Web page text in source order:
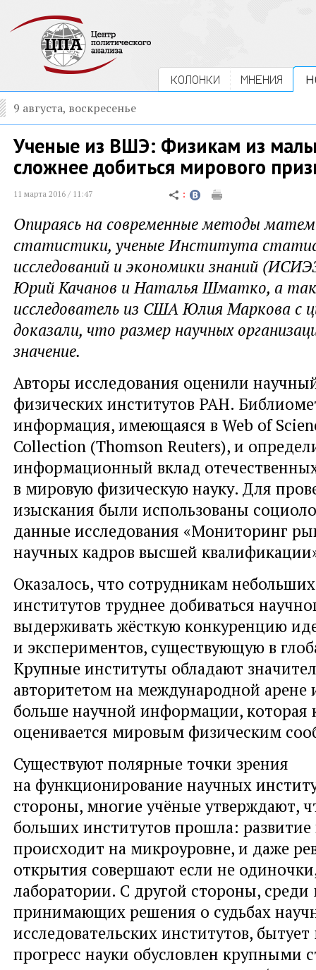
КОЛОНКИ МНЕНИЯ
9 августа, воскресенье
Ученые из ВШЭ: Физикам из
сложнее добиться мирового
11 марта 2016 / 11:47
Опираясь на современные методы
статистики, ученые Института
исследований и экономики знаний
Юрий Качанов и Наталья Шматко, а
исследователь из США Юлия Маркова с
доказали, что размер научных
значение.
Авторы исследования оценили
физических институтов РАН.
информация, имеющаяся в Web of
Collection (Thomson Reuters), и
информационный вклад
в мировую физическую науку. Для
изыскания были использованы
данные исследования «Мониторинг
научных кадров высшей
Оказалось, что сотрудникам
институтов труднее добиваться
выдерживать жёсткую конкуренцию
и экспериментов, существующую в
Крупные институты обладают
авторитетом на международной арене
больше научной информации,
оценивается мировым физическим
Существуют полярные точки зрения
на функционирование научных
стороны, многие учёные утверждают,
больших институтов прошла: развитие
происходит на микроуровне, и даже
открытия совершают если не
лаборатории. С другой стороны,
принимающих решения о судьбах
исследовательских институтов,
прогресс науки обусловлен крупными